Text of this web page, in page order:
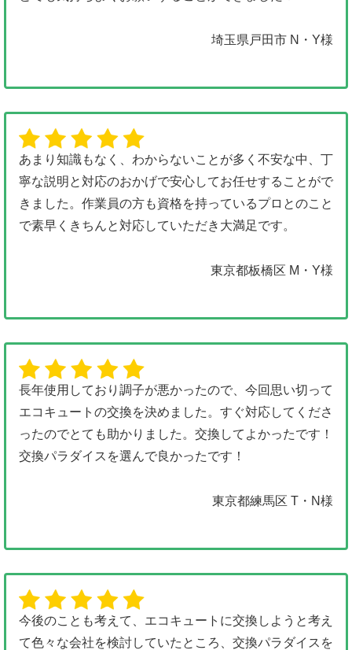
埼玉県戸田市 N・Y様
あまり知識もなく、わからないことが多く不安な中、丁
寧な説明と対応のおかげで安心してお任せすることがで
きました。作業員の方も資格を持っているプロとのこと
で素早くきちんと対応していただき大満足です。
東京都板橋区 M・Y様
長年使用しており調子が悪かったので、今回思い切って
エコキュートの交換を決めました。すぐ対応してくださ
ったのでとても助かりました。交換してよかったです！
交換パラダイスを選んで良かったです！
東京都練馬区 T・N様
今後のことも考えて、エコキュートに交換しようと考え
て色々な会社を検討していたところ、交換パラダイスを